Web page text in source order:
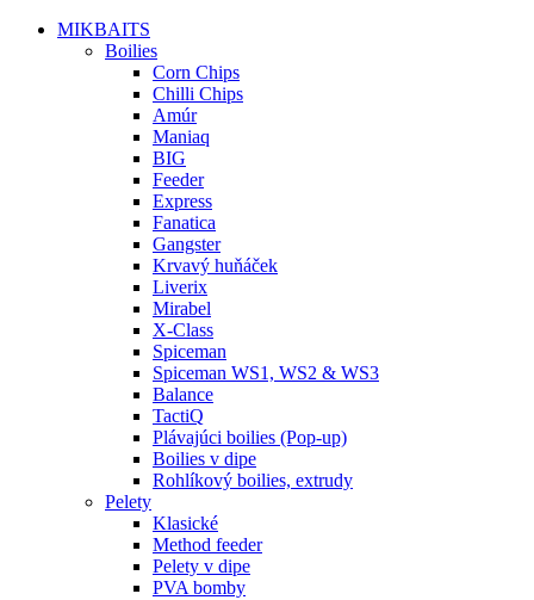
MIKBAITS
Boilies
Corn Chips
Chilli Chips
Amúr
Maniaq
BIG
Feeder
Express
Fanatica
Gangster
Krvavý huňáček
Liverix
Mirabel
X-Class
Spiceman
Spiceman WS1, WS2 & WS3
Balance
TactiQ
Plávajúci boilies (Pop-up)
Boilies v dipe
Rohlíkový boilies, extrudy
Pelety
Klasické
Method feeder
Pelety v dipe
PVA bomby